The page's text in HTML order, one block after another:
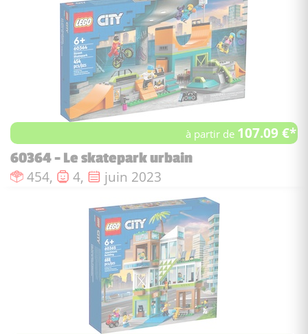
à partir de 107.09 €*
60364 - Le skatepark urbain
Nombre de pièces :
454, Nombre de figurines :
4, Date de sortie :
juin 2023